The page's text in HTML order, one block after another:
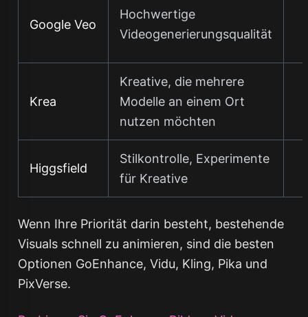
Google Veo
Hochwertige
Videogenerierungsqualität
Krea
Kreative, die mehrere
Modelle an einem Ort
nutzen möchten
Higgsfield
Stilkontrolle, Experimente
für Kreative
Wenn Ihre Priorität darin besteht, bestehende
Visuals schnell zu animieren, sind die besten
Optionen GoEnhance, Vidu, Kling, Pika und
PixVerse.